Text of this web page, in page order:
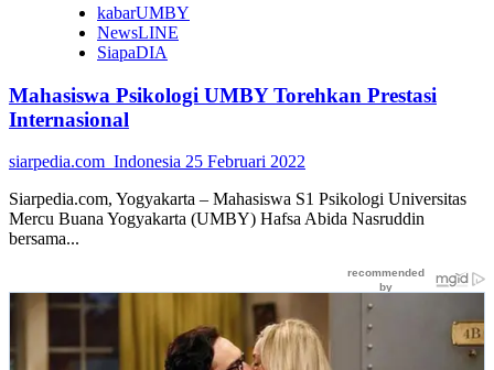
kabarUMBY
NewsLINE
SiapaDIA
Mahasiswa Psikologi UMBY Torehkan Prestasi
Internasional
siarpedia.com_Indonesia 25 Februari 2022
Siarpedia.com, Yogyakarta – Mahasiswa S1 Psikologi Universitas
Mercu Buana Yogyakarta (UMBY) Hafsa Abida Nasruddin
bersama...